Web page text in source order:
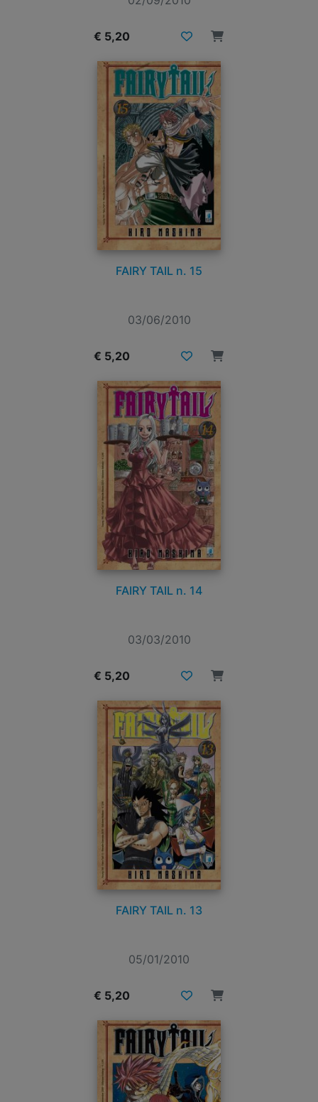
€ 5,20
FAIRY TAIL n. 15
03/06/2010
€ 5,20
FAIRY TAIL n. 14
03/03/2010
€ 5,20
FAIRY TAIL n. 13
05/01/2010
€ 5,20